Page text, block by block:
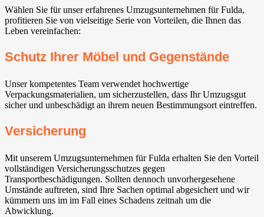
Wählen Sie für unser erfahrenes Umzugsunternehmen für Fulda,
profitieren Sie von vielseitige Serie von Vorteilen, die Ihnen das
Leben vereinfachen:
Schutz Ihrer Möbel und Gegenstände
Unser kompetentes Team verwendet hochwertige
Verpackungsmaterialien, um sicherzustellen, dass Ihr Umzugsgut
sicher und unbeschädigt an ihrem neuen Bestimmungsort eintreffen.
Versicherung
Mit unserem Umzugsunternehmen für Fulda erhalten Sie den Vorteil
vollständigen Versicherungsschutzes gegen
Transportbeschädigungen. Sollten dennoch unvorhergesehene
Umstände auftreten, sind Ihre Sachen optimal abgesichert und wir
kümmern uns im im Fall eines Schadens zeitnah um die
Abwicklung.